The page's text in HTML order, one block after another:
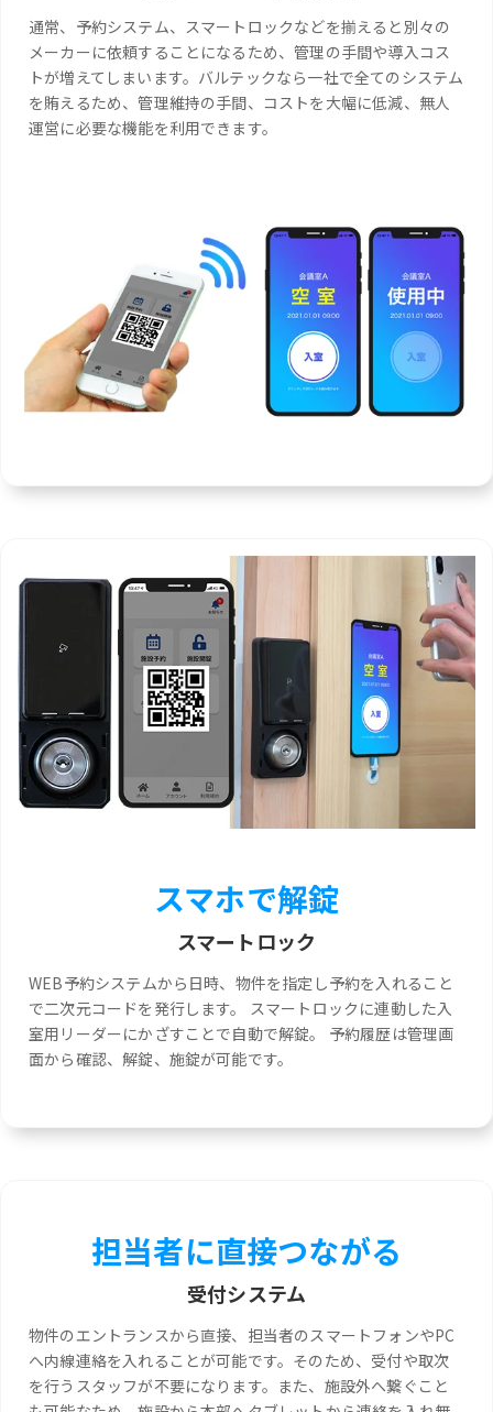
通常、予約システム、スマートロックなどを揃えると別々の
メーカーに依頼することになるため、管理の手間や導入コス
トが増えてしまいます。バルテックなら一社で全てのシステム
を賄えるため、管理維持の手間、コストを大幅に低減、無人
運営に必要な機能を利用できます。
スマホで解錠
スマートロック
WEB予約システムから日時、物件を指定し予約を入れること
で二次元コードを発行します。 スマートロックに連動した入
室用リーダーにかざすことで自動で解錠。 予約履歴は管理画
面から確認、解錠、施錠が可能です。
担当者に直接つながる
受付システム
物件のエントランスから直接、担当者のスマートフォンやPC
へ内線連絡を入れることが可能です。そのため、受付や取次
を行うスタッフが不要になります。また、施設外へ繋ぐこと